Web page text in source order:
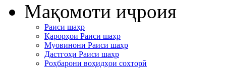
Мақомоти иҷроия
Раиси шаҳр
Қарорҳои Раиси шаҳр
Муовинони Раиси шаҳр
Дастгоҳи Раиси шаҳр
Роҳбарони воҳидҳои сохторӣ